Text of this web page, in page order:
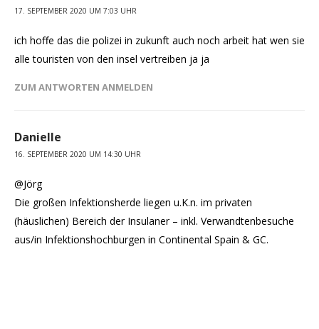
17. SEPTEMBER 2020 UM 7:03 UHR
ich hoffe das die polizei in zukunft auch noch arbeit hat wen sie
alle touristen von den insel vertreiben ja ja
ZUM ANTWORTEN ANMELDEN
Danielle
16. SEPTEMBER 2020 UM 14:30 UHR
@Jörg
Die großen Infektionsherde liegen u.K.n. im privaten
(häuslichen) Bereich der Insulaner – inkl. Verwandtenbesuche
aus/in Infektionshochburgen in Continental Spain & GC.